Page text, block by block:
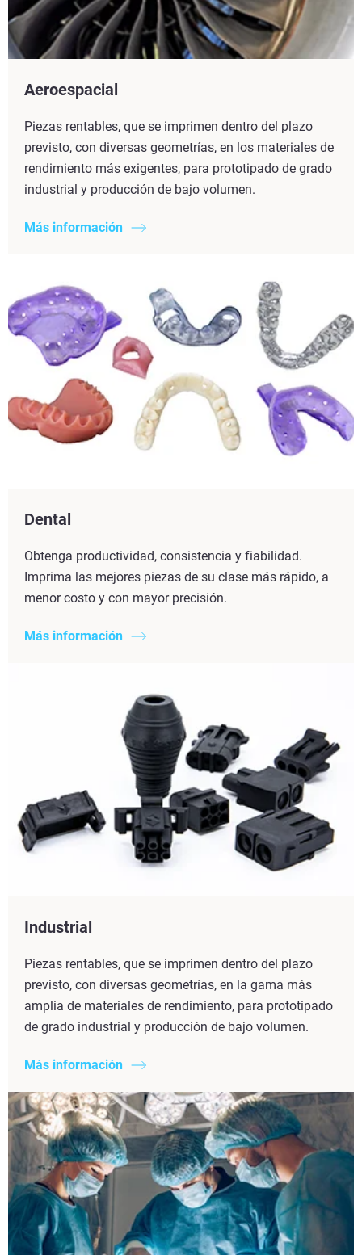
Aeroespacial
Piezas rentables, que se imprimen dentro del plazo
previsto, con diversas geometrías, en los materiales de
rendimiento más exigentes, para prototipado de grado
industrial y producción de bajo volumen.
Más información
Dental
Obtenga productividad, consistencia y fiabilidad.
Imprima las mejores piezas de su clase más rápido, a
menor costo y con mayor precisión.
Más información
Industrial
Piezas rentables, que se imprimen dentro del plazo
previsto, con diversas geometrías, en la gama más
amplia de materiales de rendimiento, para prototipado
de grado industrial y producción de bajo volumen.
Más información